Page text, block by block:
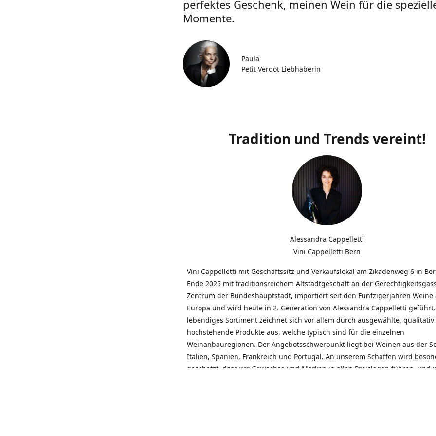
perfektes Geschenk, meinen Wein für die
Momente.
Paula
Petit Verdot Liebhaberin
Tradition und Trends vereint!
Alessandra Cappelletti
Vini Cappelletti Bern
Vini Cappelletti mit Geschäftssitz und Verkaufslokal am Zikadenweg 6 in
Ende 2025 mit traditionsreichem Altstadtgeschäft an der
Zentrum der Bundeshauptstadt, importiert seit den Fünfzigerjahren Weine
Europa und wird heute in 2. Generation von Alessandra Cappelletti
lebendiges Sortiment zeichnet sich vor allem durch ausgewählte, qualitativ
hochstehende Produkte aus, welche typisch sind für die einzelnen
Weinanbauregionen. Der Angebotsschwerpunkt liegt bei Weinen aus der
Italien, Spanien, Frankreich und Portugal. An unserem Schaffen wird
geschätzt, dass wir Gewächse und Marken in allen Preislagen führen, und